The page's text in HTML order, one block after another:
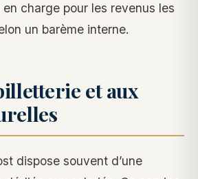
charge pour les revenus les
un barème interne.
et aux
dispose souvent d’une